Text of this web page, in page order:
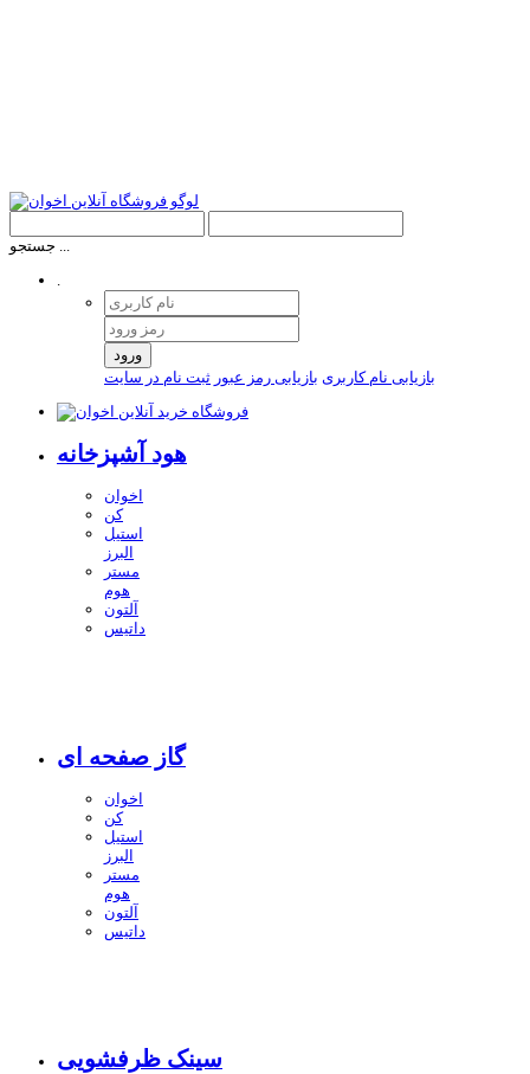
جستجو ...
.
ورود
بازیابی نام کاربری بازیابی رمز عبور ثبت نام در سایت
هود آشپزخانه
اخوان
کن
استیل
البرز
مستر
هوم
آلتون
داتیس
گاز صفحه ای
اخوان
کن
استیل
البرز
مستر
هوم
آلتون
داتیس
سینک ظرفشویی